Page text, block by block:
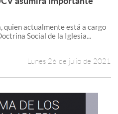
Leer más +
quien actualmente está a cargo
Social de la Iglesia...
Lunes 26 de julio de 2021